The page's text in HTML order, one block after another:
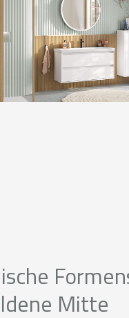
Mitte